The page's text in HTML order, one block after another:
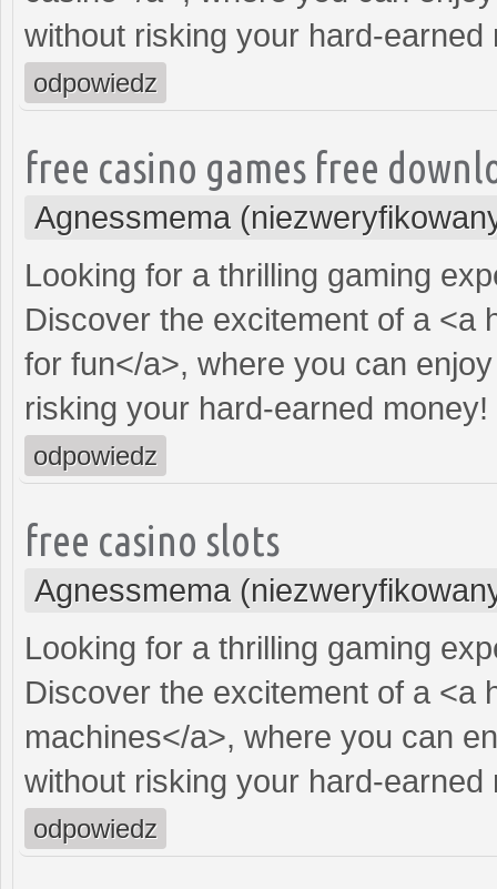
without risking your hard-earned
odpowiedz
free casino games free
Agnessmema
Looking for a thrilling gaming
Discover the excitement of a <a
for fun</a>, where you can
risking your hard-earned money!
odpowiedz
free casino slots
Agnessmema
Looking for a thrilling gaming
Discover the excitement of a <a
machines</a>, where you can
without risking your hard-earned
odpowiedz